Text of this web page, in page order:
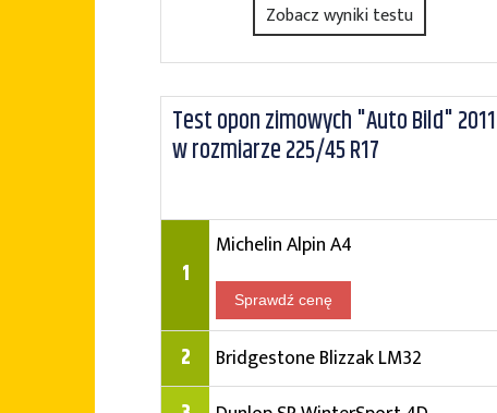
Zobacz wyniki testu
Test opon zimowych "Auto Bild" 2011
w rozmiarze 225/45 R17
1
Michelin Alpin A4
Sprawdź cenę
2 Bridgestone Blizzak LM32